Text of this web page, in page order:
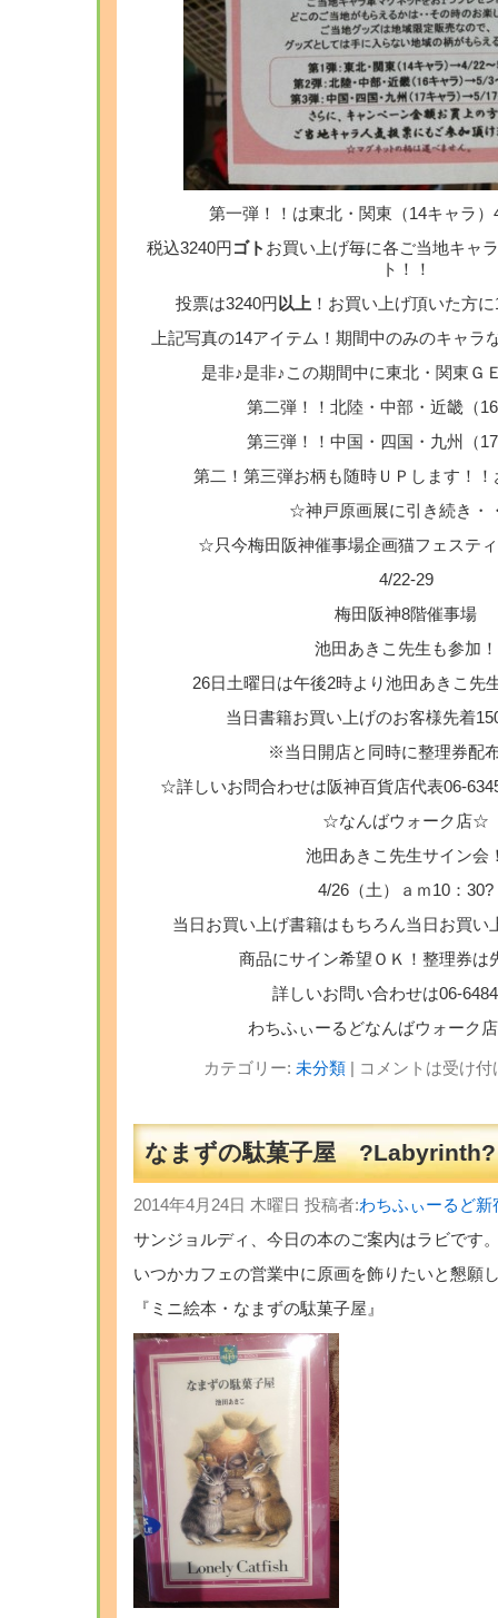
第一弾！！は東北・関東（14キャラ）
税込3240円 ゴト お買い上げ毎に各ご当地キャ
ト！！
投票は3240円 以上 ！お買い上げ頂いた方
上記写真の14アイテム！期間中のみのキャラ
是非♪是非♪この期間中に東北・関東Ｇ
第二弾！！北陸・中部・近畿（
第三弾！！中国・四国・九州（
第二！第三弾お柄も随時ＵＰします！
☆神戸原画展に引き続き・
☆只今梅田阪神催事場企画猫フェステ
4/22-29
梅田阪神8階催事場
池田あきこ先生も参加！
26日土曜日は午後2時より池田あきこ先
当日書籍お買い上げのお客様先着
※当日開店と同時に整理券配
☆詳しいお問合わせは阪神百貨店代表06-
☆なんばウォーク店☆
池田あきこ先生サイン会
4/26（土）ａｍ10：30?
当日お買い上げ書籍はもちろん当日お買い
商品にサイン希望ＯＫ！整理券は
詳しいお問い合わせは06-
わちふぃーるどなんばウォーク
カテゴリー: 未分類| コメントは受け
なまずの駄菓子屋 ?Labyrinth?
2014年4月24日 木曜日 投稿者:わちふぃーるど
サンジョルディ、今日の本のご案内はラビです
いつかカフェの営業中に原画を飾りたいと懇願
『ミニ絵本・なまずの駄菓子屋』